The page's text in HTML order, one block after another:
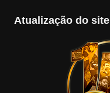
Atualização do site